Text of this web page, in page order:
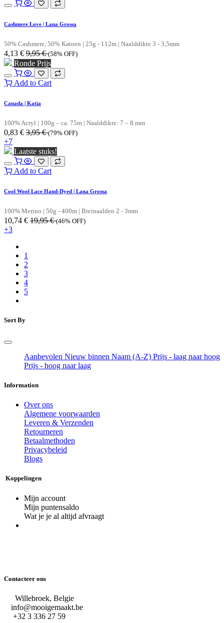
Cashmere Love | Lana Grossa
50% Cashmere, 50% Katoen | 25g - 112m | Naalddikte 3 - 3,5mm
4,13 € 9,95€ (58% OFF)
Ronde Prijs
Add to Cart
Canada | Katia
100% Acryl | 100g – ca. 75m | Naalddikte: 7 – 8 mm
0,83 € 3,95€ (79% OFF)
+7
Laatste stuks!
Add to Cart
Cool Wool Lace Hand-Dyed | Lana Grossa
100% Merino | 50g - 400m | Breinaalden 2 - 3mm
10,74 € 19,95€ (46% OFF)
+3
1
2
3
4
5
Sort By
Aanbevolen Nieuw binnen Naam (A-Z) Prijs - laag naar hoog
Prijs - hoog naar laag
Information
Over ons
Algemene voorwaarden
Leveren & Verzenden
Retourneren
Betaalmethoden
Privacybeleid
Blogs
Koppelingen
Mijn account
Mijn puntensaldo
Wat je je al altijd afvraagt
Contacteer ons
Willebroek, Belgie
info@mooigemaakt.be
+32 3 336 27 59